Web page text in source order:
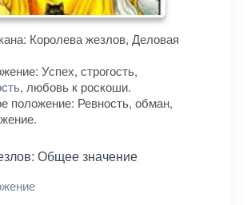
Королева жезлов, Деловая
Успех, строгость,
, любовь к роскоши.
положение: Ревность, обман,
Общее значение